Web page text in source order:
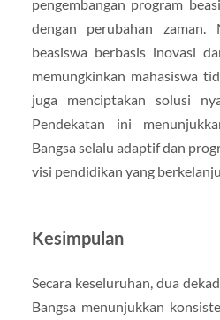
pengembangan program
dengan perubahan zaman.
beasiswa berbasis inovasi
memungkinkan mahasiswa
juga menciptakan solusi
Pendekatan ini
Bangsa selalu adaptif dan
visi pendidikan yang
Kesimpulan
Secara keseluruhan, dua
Bangsa menunjukkan